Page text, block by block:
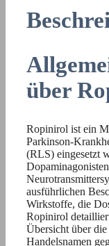
über
Ropinirol ist ein
Parkinson-
(RLS) eingesetzt
ausführlichen
Wirkstoffe, die
Ropinirol
Übersicht über
Handelsnamen